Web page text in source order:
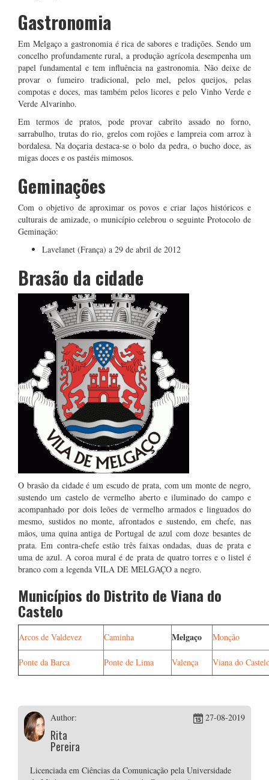
Gastronomia
Em Melgaço a gastronomia é rica de sabores e tradições. Sendo um
concelho profundamente rural, a produção agrícola desempenha um
papel fundamental e tem influência na gastronomia. Não deixe de
provar o fumeiro tradicional, pelo mel, pelos queijos, pelas
compotas e doces, mas também pelos licores e pelo Vinho Verde e
Verde Alvarinho.
Em termos de pratos, pode provar cabrito assado no forno,
sarrabulho, trutas do rio, grelos com rojões e lampreia com arroz à
bordalesa. Na doçaria destaca-se o bolo da pedra, o bucho doce, as
migas doces e os pastéis mimosos.
Geminações
Com o objetivo de aproximar os povos e criar laços históricos e
culturais de amizade, o município celebrou o seguinte Protocolo de
Geminação:
Lavelanet (França) a 29 de abril de 2012
Brasão da cidade
O brasão da cidade é um escudo de prata, com um monte de negro,
sustendo um castelo de vermelho aberto e iluminado do campo e
acompanhado por dois leões de vermelho armados e linguados do
mesmo, sustidos no monte, afrontados e sustendo, em chefe, nas
mãos, uma quina antiga de Portugal de azul com doze besantes de
prata. Em contra-chefe estão três faixas ondadas, duas de prata e
uma de azul. A coroa mural é de prata de quatro torres e o listel é
branco com a legenda VILA DE MELGAÇO a negro.
Municípios do Distrito de Viana do
Castelo
Arcos de Valdevez Caminha Melgaço Monção
Ponte da Barca Ponte de Lima Valença Viana do
Author:
Rita
Pereira
27-08-2019
Licenciada em Ciências da Comunicação pela Universidade